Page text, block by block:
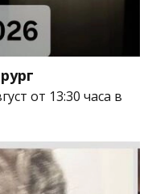
от 13:30 часа в